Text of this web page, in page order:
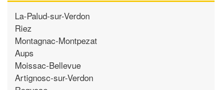
La-Palud-sur-Verdon
Riez
Montagnac-Montpezat
Aups
Moissac-Bellevue
Artignosc-sur-Verdon